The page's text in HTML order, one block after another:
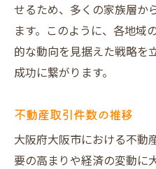
地域別の地価推
大阪での不動産売買
レンド
テクノロジーの導
スマートシティ構
せるため、多くの家族層か
ます。このように、各地域
的な動向を見据えた戦略を
成功に繋がります。
不動産取引件数の推移
大阪府大阪市における不動
要の高まりや経済の変動に